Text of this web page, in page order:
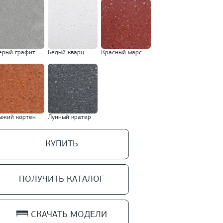
графит Белый кварц Красный марс
кортен Лунный кратер
КУПИТЬ
ПОЛУЧИТЬ КАТАЛОГ
СКАЧАТЬ МОДЕЛИ